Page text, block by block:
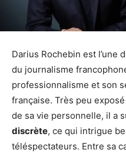
Darius Rochebin est l’une
du journalisme
professionnalisme et son
française. Très peu
de sa vie personnelle, il a
discrète, ce qui intrigue
téléspectateurs. Entre sa